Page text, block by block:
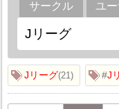
サークル ユ
Jリーグ 21 #J